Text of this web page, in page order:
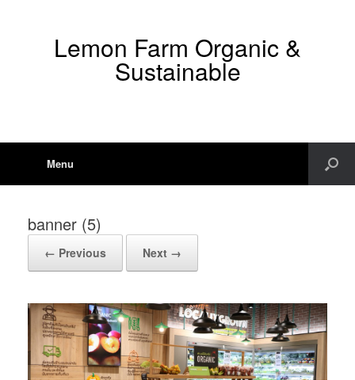
Lemon Farm Organic &
Sustainable
Menu
banner (5)
← Previous Next →